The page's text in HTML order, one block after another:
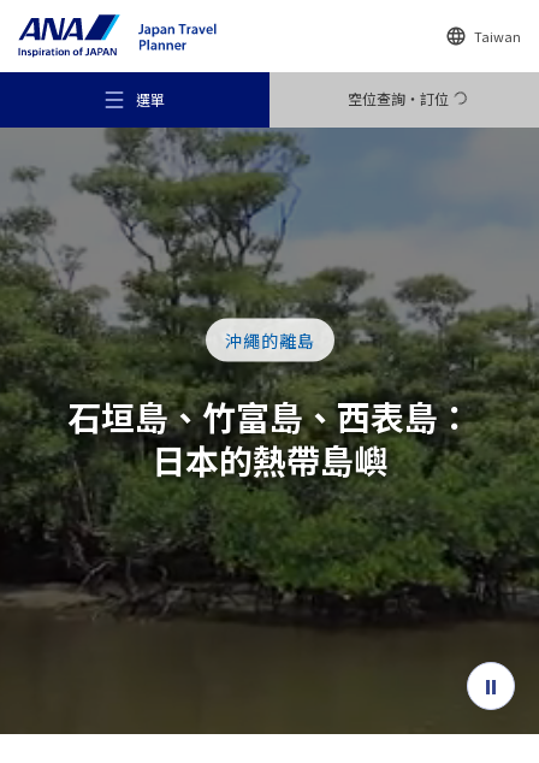
Taiwan
選單 空位查詢・訂位
推薦景點
旅遊尋找靈感
目的地
旅遊資訊
ANA 服務
關閉
沖繩的離島
石垣島、竹富島、西表島：
日本的熱帶島嶼